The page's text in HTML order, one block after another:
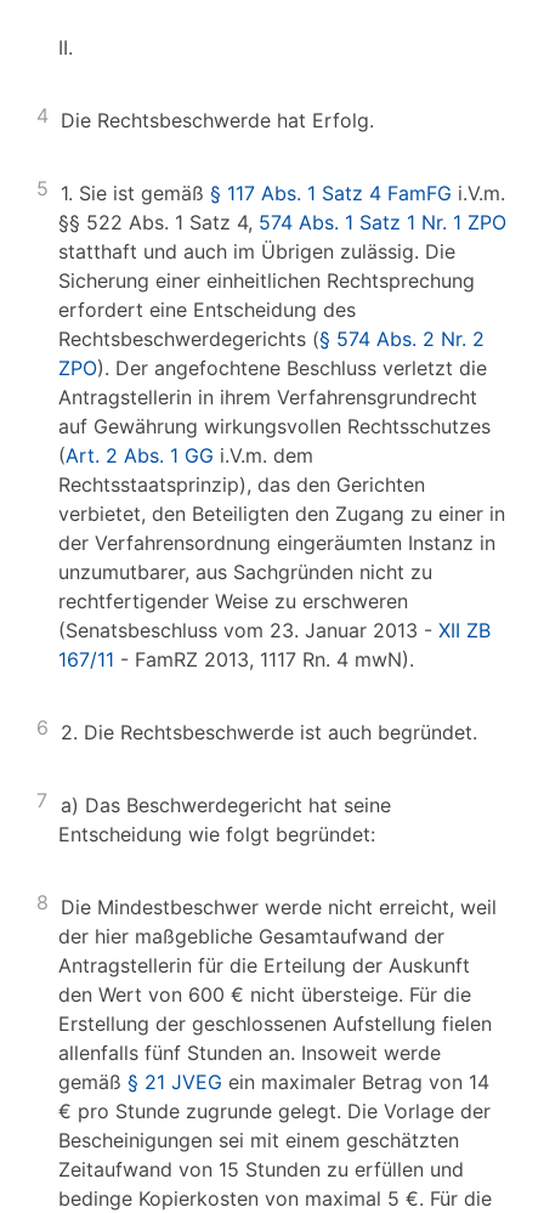
II.
4 Die Rechtsbeschwerde hat Erfolg.
5 1. Sie ist gemäß § 117 Abs. 1 Satz 4 FamFG i.V.m.
§§ 522 Abs. 1 Satz 4, 574 Abs. 1 Satz 1 Nr. 1 ZPO
statthaft und auch im Übrigen zulässig. Die
Sicherung einer einheitlichen Rechtsprechung
erfordert eine Entscheidung des
Rechtsbeschwerdegerichts (§ 574 Abs. 2 Nr. 2
ZPO). Der angefochtene Beschluss verletzt die
Antragstellerin in ihrem Verfahrensgrundrecht
auf Gewährung wirkungsvollen Rechtsschutzes
(Art. 2 Abs. 1 GG i.V.m. dem
Rechtsstaatsprinzip), das den Gerichten
verbietet, den Beteiligten den Zugang zu einer in
der Verfahrensordnung eingeräumten Instanz in
unzumutbarer, aus Sachgründen nicht zu
rechtfertigender Weise zu erschweren
(Senatsbeschluss vom 23. Januar 2013 - XII ZB
167/11 - FamRZ 2013, 1117 Rn. 4 mwN).
6 2. Die Rechtsbeschwerde ist auch begründet.
7 a) Das Beschwerdegericht hat seine
Entscheidung wie folgt begründet:
8 Die Mindestbeschwer werde nicht erreicht, weil
der hier maßgebliche Gesamtaufwand der
Antragstellerin für die Erteilung der Auskunft
den Wert von 600 € nicht übersteige. Für die
Erstellung der geschlossenen Aufstellung fielen
allenfalls fünf Stunden an. Insoweit werde
gemäß § 21 JVEG ein maximaler Betrag von 14
€ pro Stunde zugrunde gelegt. Die Vorlage der
Bescheinigungen sei mit einem geschätzten
Zeitaufwand von 15 Stunden zu erfüllen und
bedinge Kopierkosten von maximal 5 €. Für die